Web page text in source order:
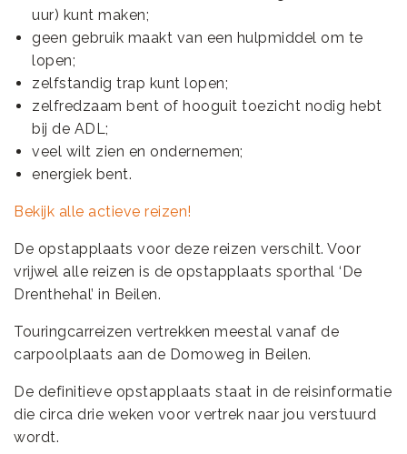
uur) kunt maken;
geen gebruik maakt van een hulpmiddel om te
lopen;
zelfstandig trap kunt lopen;
zelfredzaam bent of hooguit toezicht nodig hebt
bij de ADL;
veel wilt zien en ondernemen;
energiek bent.
Bekijk alle actieve reizen!
De opstapplaats voor deze reizen verschilt. Voor
vrijwel alle reizen is de opstapplaats sporthal ‘De
Drenthehal’ in Beilen.
Touringcarreizen vertrekken meestal vanaf de
carpoolplaats aan de Domoweg in Beilen.
De definitieve opstapplaats staat in de reisinformatie
die circa drie weken voor vertrek naar jou verstuurd
wordt.